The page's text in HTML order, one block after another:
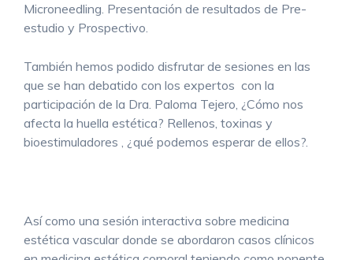
Microneedling. Presentación de resultados de Pre-
estudio y Prospectivo.
También hemos podido disfrutar de sesiones en las
que se han debatido con los expertos con la
participación de la Dra. Paloma Tejero, ¿Cómo nos
afecta la huella estética? Rellenos, toxinas y
bioestimuladores , ¿qué podemos esperar de ellos?.
Así como una sesión interactiva sobre medicina
estética vascular donde se abordaron casos clínicos